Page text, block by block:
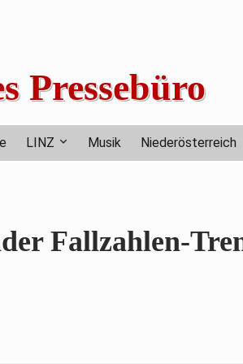
Pressebüro
LINZ Musik Niederösterreich
Fallzahlen-